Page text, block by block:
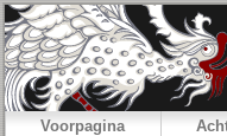
Voorpagina